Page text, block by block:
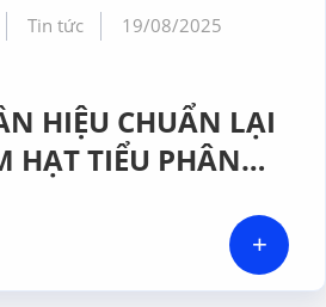
Tin tức 19/08/2025
HIỆU CHUẨN LẠI
HẠT TIỂU PHÂN
+